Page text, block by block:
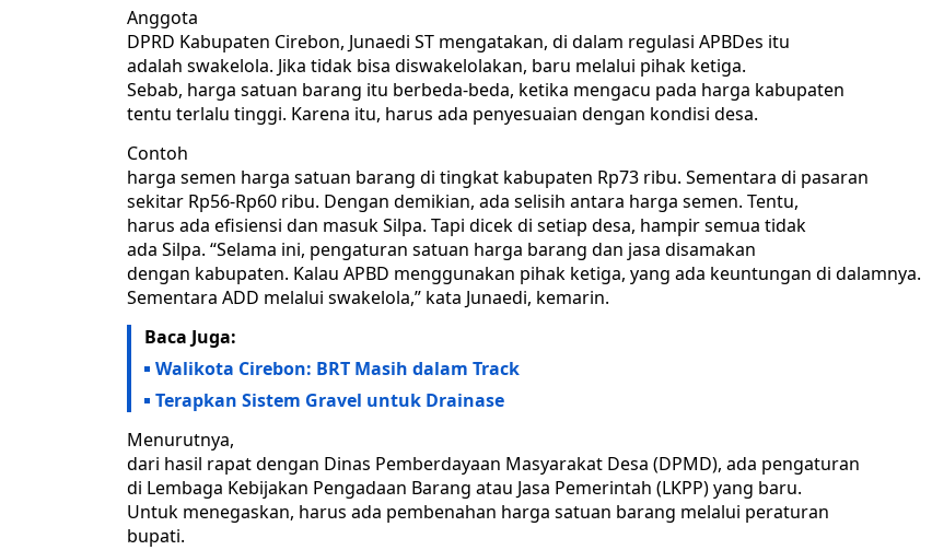
Anggota
DPRD Kabupaten Cirebon, Junaedi ST mengatakan, di dalam regulasi APBDes itu
adalah swakelola. Jika tidak bisa diswakelolakan, baru melalui pihak ketiga.
Sebab, harga satuan barang itu berbeda-beda, ketika mengacu pada harga kabupaten
tentu terlalu tinggi. Karena itu, harus ada penyesuaian dengan kondisi desa.
Contoh
harga semen harga satuan barang di tingkat kabupaten Rp73 ribu. Sementara di pasaran
sekitar Rp56-Rp60 ribu. Dengan demikian, ada selisih antara harga semen. Tentu,
harus ada efisiensi dan masuk Silpa. Tapi dicek di setiap desa, hampir semua tidak
ada Silpa. “Selama ini, pengaturan satuan harga barang dan jasa disamakan
dengan kabupaten. Kalau APBD menggunakan pihak ketiga, yang ada keuntungan di dalamnya.
Sementara ADD melalui swakelola,” kata Junaedi, kemarin.
Baca Juga:
Walikota Cirebon: BRT Masih dalam Track
Terapkan Sistem Gravel untuk Drainase
Menurutnya,
dari hasil rapat dengan Dinas Pemberdayaan Masyarakat Desa (DPMD), ada pengaturan
di Lembaga Kebijakan Pengadaan Barang atau Jasa Pemerintah (LKPP) yang baru.
Untuk menegaskan, harus ada pembenahan harga satuan barang melalui peraturan
bupati.